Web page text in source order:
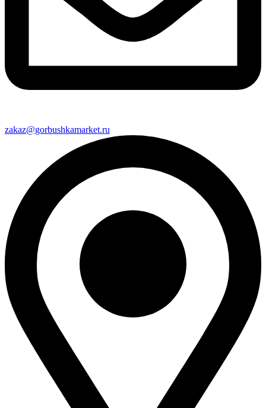
zakaz@gorbushkamarket.ru